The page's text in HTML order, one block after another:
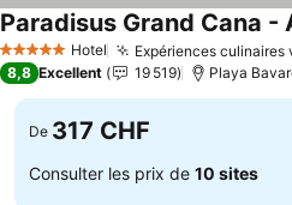
5 Étoiles Hotel Expériences culinaires
Paradisus Grand Cana -
8,8 Excellent 19 519 Playa
De 317 CHF
Consulter les prix de 10 sites